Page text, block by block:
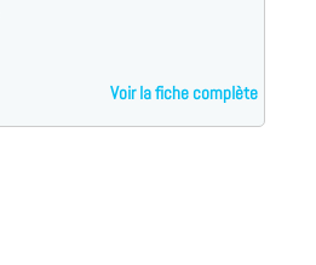
Voir la fiche complète